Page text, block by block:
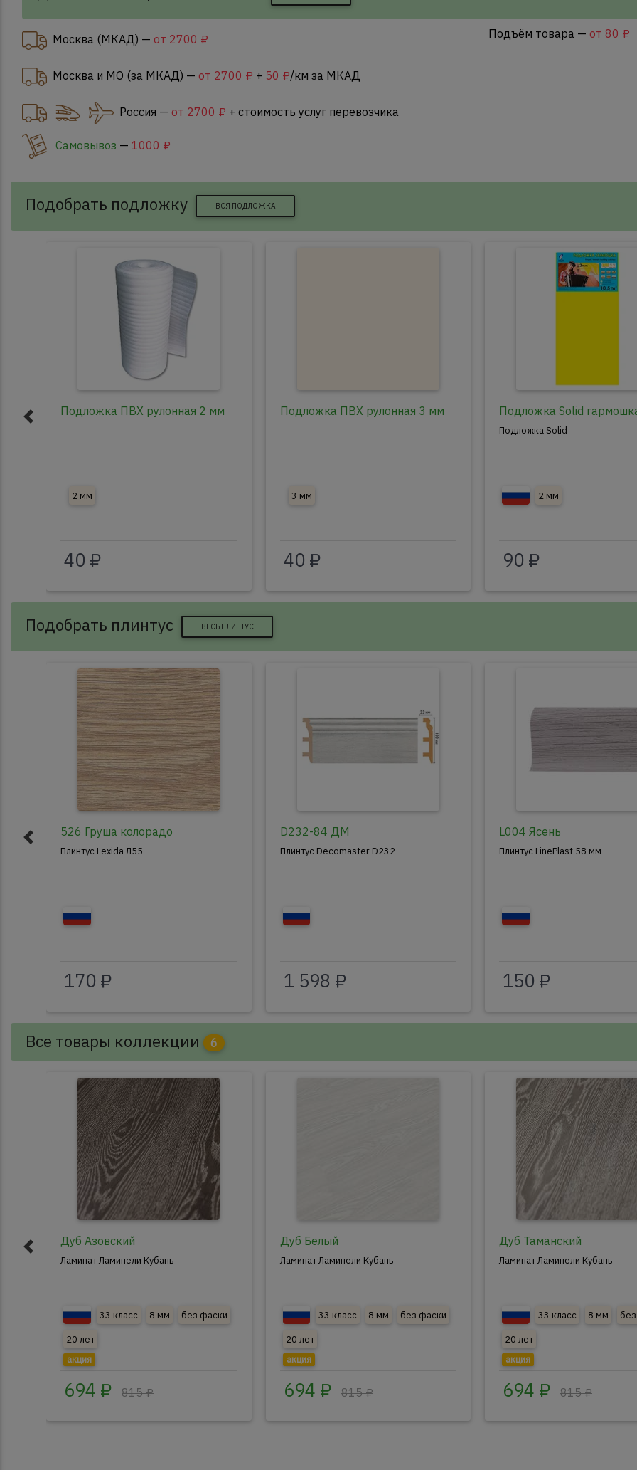
Москва (МКАД) — от 2700 ₽
Москва и МО (за МКАД) — от 2700 ₽ + 50 ₽/км за МКАД
Россия — от 2700 ₽ + стоимость услуг перевозчика
Самовывоз — 1000 ₽
Подъём товара — от 80 ₽
Подобрать подложку ВСЯ ПОДЛОЖКА
Подложка ПВХ рулонная 2 мм
2 мм
40 ₽
Подложка ПВХ рулонная 3 мм
3 мм
40 ₽
Подложка Solid
Подложка Solid
2 мм
90 ₽
Подобрать плинтус ВЕСЬ ПЛИНТУС
526 Груша колорадо
Плинтус Lexida Л55
170 ₽
D232-84 ДМ
Плинтус Decomaster D232
1 598 ₽
L004 Ясень
Плинтус LinePlast 58 мм
150 ₽
Все товары коллекции 6
Дуб Азовский
Ламинат Ламинели Кубань
33 класс 8 мм
без фаски
20 лет
акция
694 ₽ 815 ₽
Дуб Белый
Ламинат Ламинели Кубань
33 класс 8 мм
без фаски
20 лет
акция
694 ₽ 815 ₽
Дуб Таманский
Ламинат Ламинели Кубань
33 класс 8 мм
20 лет
акция
694 ₽ 815 ₽